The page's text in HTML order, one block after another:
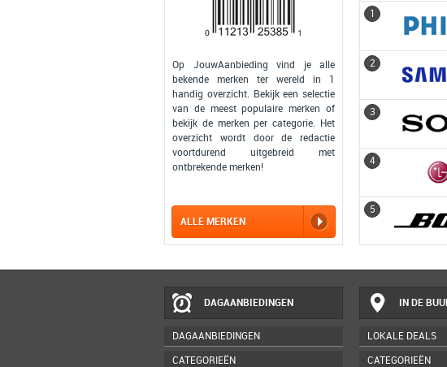
Op JouwAanbieding vind je alle
bekende merken ter wereld in 1
handig overzicht. Bekijk een selectie
van de meest populaire merken of
bekijk de merken per categorie. Het
overzicht wordt door de redactie
voortdurend uitgebreid met
ontbrekende merken!
ALLE MERKEN
1
2
3
4
5
DAGAANBIEDINGEN
DAGAANBIEDINGEN
CATEGORIEËN
IN DE
LOKALE DEALS
CATEGORIEËN